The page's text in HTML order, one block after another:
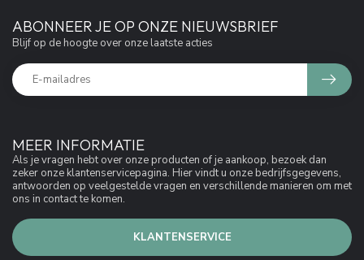
MEER INFORMATIE
Als je vragen hebt over onze producten of je aankoop, bezoek dan
zeker onze klantenservicepagina. Hier vindt u onze bedrijfsgegevens,
antwoorden op veelgestelde vragen en verschillende manieren om met
ons in contact te komen.
KLANTENSERVICE
ABONNEER JE OP ONZE NIEUWSBRIEF
Blijf op de hoogte over onze laatste acties